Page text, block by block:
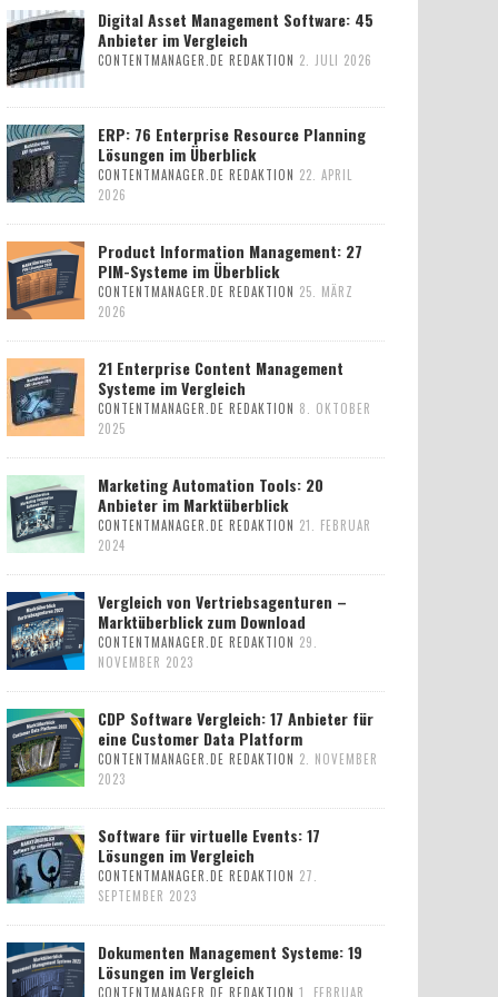
Digital Asset Management Software: 45
Anbieter im Vergleich
CONTENTMANAGER.DE REDAKTION 2. JULI 2026
ERP: 76 Enterprise Resource Planning
Lösungen im Überblick
CONTENTMANAGER.DE REDAKTION 22. APRIL
2026
Product Information Management: 27
PIM-Systeme im Überblick
CONTENTMANAGER.DE REDAKTION 25. MÄRZ
2026
21 Enterprise Content Management
Systeme im Vergleich
CONTENTMANAGER.DE REDAKTION 8. OKTOBER
2025
Marketing Automation Tools: 20
Anbieter im Marktüberblick
CONTENTMANAGER.DE REDAKTION 21. FEBRUAR
2024
Vergleich von Vertriebsagenturen –
Marktüberblick zum Download
CONTENTMANAGER.DE REDAKTION 29.
NOVEMBER 2023
CDP Software Vergleich: 17 Anbieter für
eine Customer Data Platform
CONTENTMANAGER.DE REDAKTION 2. NOVEMBER
2023
Software für virtuelle Events: 17
Lösungen im Vergleich
CONTENTMANAGER.DE REDAKTION 27.
SEPTEMBER 2023
Dokumenten Management Systeme: 19
Lösungen im Vergleich
CONTENTMANAGER.DE REDAKTION 1. FEBRUAR